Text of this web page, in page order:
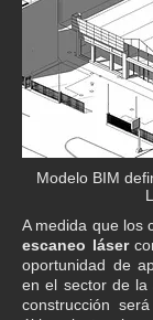
Modelo BIM
A medida que los
escaneo láser
oportunidad de
en el sector de la
construcción